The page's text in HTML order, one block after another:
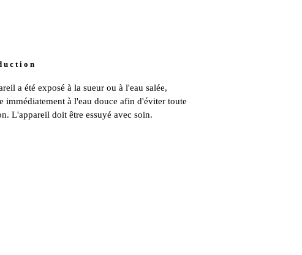
u c t i o n
a été exposé à la sueur ou à l'eau salée,
immédiatement à l'eau douce afin d'éviter toute
L'appareil doit être essuyé avec soin.